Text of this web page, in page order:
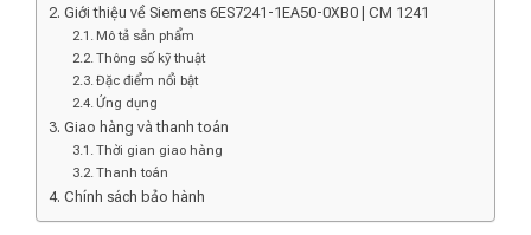
Giới thiệu về Siemens 6ES7241-1EA50-0XB0 | CM 1241
Mô tả sản phẩm
Thông số kỹ thuật
Đặc điểm nổi bật
Ứng dụng
Giao hàng và thanh toán
Thời gian giao hàng
Thanh toán
Chính sách bảo hành